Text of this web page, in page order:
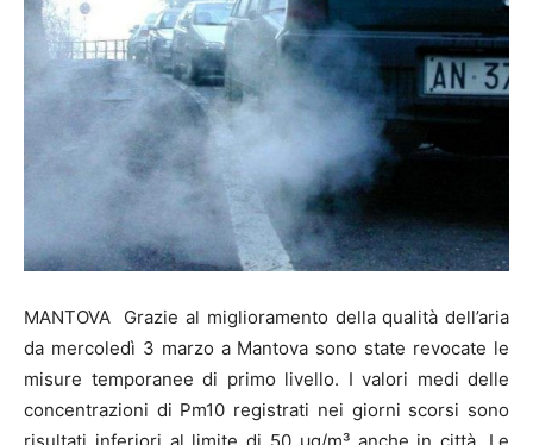
MANTOVA Grazie al miglioramento della qualità dell’aria
da mercoledì 3 marzo a Mantova sono state revocate le
misure temporanee di primo livello. I valori medi delle
concentrazioni di Pm10 registrati nei giorni scorsi sono